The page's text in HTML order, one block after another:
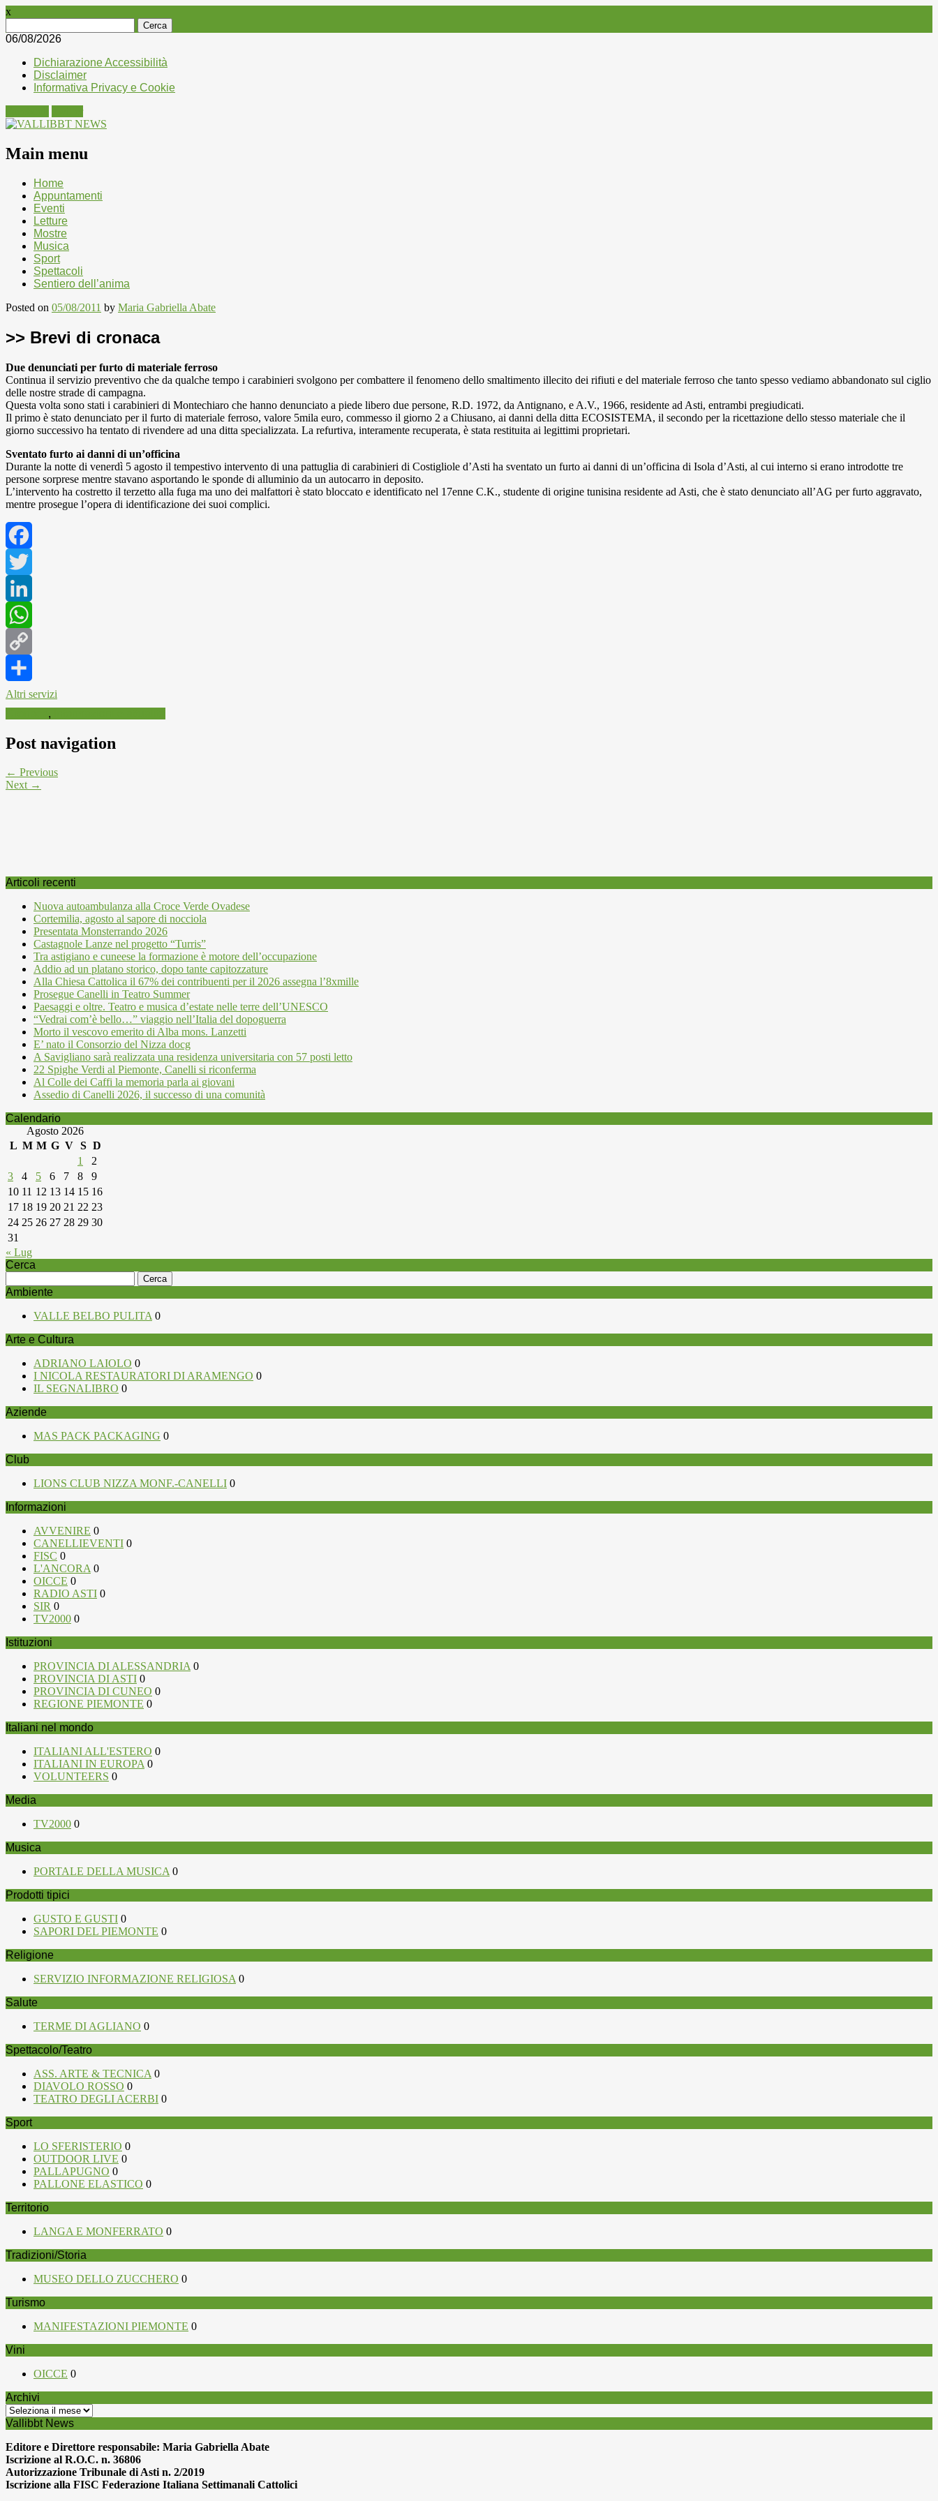
x
per:
06/08/2026
Dichiarazione Accessibilità
Disclaimer
Informativa Privacy e Cookie
Main menu
Skip
content
Home
Appuntamenti
Eventi
Letture
Mostre
Musica
Sport
Spettacoli
Sentiero dell’anima
Posted on 05/08/2011 by Maria Gabriella Abate
>> Brevi di cronaca
Due denunciati per furto di materiale ferroso
Continua il servizio preventivo che da qualche tempo i carabinieri svolgono per combattere il fenomeno dello smaltimento illecito dei rifiuti e del materiale ferroso che tanto spesso vediamo abbandonato sul ciglio
delle nostre strade di campagna.
Questa volta sono stati i carabinieri di Montechiaro che hanno denunciato a piede libero due persone, R.D. 1972, da Antignano, e A.V., 1966, residente ad Asti, entrambi pregiudicati.
Il primo è stato denunciato per il furto di materiale ferroso, valore 5mila euro, commesso il giorno 2 a Chiusano, ai danni della ditta ECOSISTEMA, il secondo per la ricettazione dello stesso materiale che il
giorno successivo ha tentato di rivendere ad una ditta specializzata. La refurtiva, interamente recuperata, è stata restituita ai legittimi proprietari.
Sventato furto ai danni di un’officina
Durante la notte di venerdì 5 agosto il tempestivo intervento di una pattuglia di carabinieri di Costigliole d’Asti ha sventato un furto ai danni di un’officina di Isola d’Asti, al cui interno si erano introdotte tre
persone sorprese mentre stavano asportando le sponde di alluminio da un autocarro in deposito.
L’intervento ha costretto il terzetto alla fuga ma uno dei malfattori è stato bloccato e identificato nel 17enne C.K., studente di origine tunisina residente ad Asti, che è stato denunciato all’AG per furto aggravato,
mentre prosegue l’opera di identificazione dei suoi complici.
Facebook
Twitter
LinkedIn
WhatsApp
Copy
Link
Altri servizi
,
Post navigation
← Previous
Next →
Articoli recenti
Nuova autoambulanza alla Croce Verde Ovadese
Cortemilia, agosto al sapore di nocciola
Presentata Monsterrando 2026
Castagnole Lanze nel progetto “Turris”
Tra astigiano e cuneese la formazione è motore dell’occupazione
Addio ad un platano storico, dopo tante capitozzature
Alla Chiesa Cattolica il 67% dei contribuenti per il 2026 assegna l’8xmille
Prosegue Canelli in Teatro Summer
Paesaggi e oltre. Teatro e musica d’estate nelle terre dell’UNESCO
“Vedrai com’è bello…” viaggio nell’Italia del dopoguerra
Morto il vescovo emerito di Alba mons. Lanzetti
E’ nato il Consorzio del Nizza docg
A Savigliano sarà realizzata una residenza universitaria con 57 posti letto
22 Spighe Verdi al Piemonte, Canelli si riconferma
Al Colle dei Caffi la memoria parla ai giovani
Assedio di Canelli 2026, il successo di una comunità
Calendario
Agosto 2026
L M M G V S D
1
2
3
4 5 6 7 8
9
10 11 12 13 14 15 16
17 18 19 20 21 22 23
24 25 26 27 28 29 30
31
« Lug
Cerca
per:
Ambiente
VALLE BELBO PULITA 0
Arte e Cultura
ADRIANO LAIOLO 0
I NICOLA RESTAURATORI DI ARAMENGO 0
IL SEGNALIBRO 0
Aziende
MAS PACK PACKAGING 0
Club
LIONS CLUB NIZZA MONF.-CANELLI 0
Informazioni
AVVENIRE 0
CANELLIEVENTI 0
FISC 0
L'ANCORA 0
OICCE 0
RADIO ASTI 0
SIR 0
TV2000 0
Istituzioni
PROVINCIA DI ALESSANDRIA 0
PROVINCIA DI ASTI 0
PROVINCIA DI CUNEO 0
REGIONE PIEMONTE 0
Italiani nel mondo
ITALIANI ALL'ESTERO 0
ITALIANI IN EUROPA 0
VOLUNTEERS 0
Media
TV2000 0
Musica
PORTALE DELLA MUSICA 0
Prodotti tipici
GUSTO E GUSTI 0
SAPORI DEL PIEMONTE 0
Religione
SERVIZIO INFORMAZIONE RELIGIOSA 0
Salute
TERME DI AGLIANO 0
Spettacolo/Teatro
ASS. ARTE & TECNICA 0
DIAVOLO ROSSO 0
TEATRO DEGLI ACERBI 0
Sport
LO SFERISTERIO 0
OUTDOOR LIVE 0
PALLAPUGNO 0
PALLONE ELASTICO 0
Territorio
LANGA E MONFERRATO 0
Tradizioni/Storia
MUSEO DELLO ZUCCHERO 0
Turismo
MANIFESTAZIONI PIEMONTE 0
Vini
OICCE 0
Archivi
Archivi
Vallibbt News
Editore e Direttore responsabile: Maria Gabriella Abate
Iscrizione al R.O.C. n. 36806
Autorizzazione Tribunale di Asti n. 2/2019
Iscrizione alla FISC Federazione Italiana Settimanali Cattolici